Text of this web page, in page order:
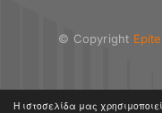
Η ιστοσελίδα μας
© Copyright